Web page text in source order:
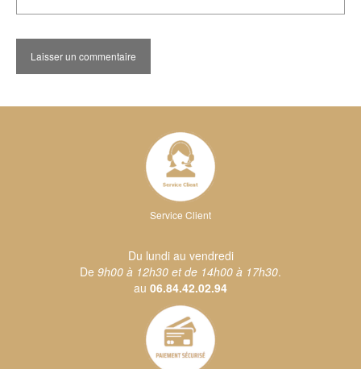
Service Client
Du lundi au vendredi
De 9h00 à 12h30 et de 14h00 à 17h30.
au 06.84.42.02.94